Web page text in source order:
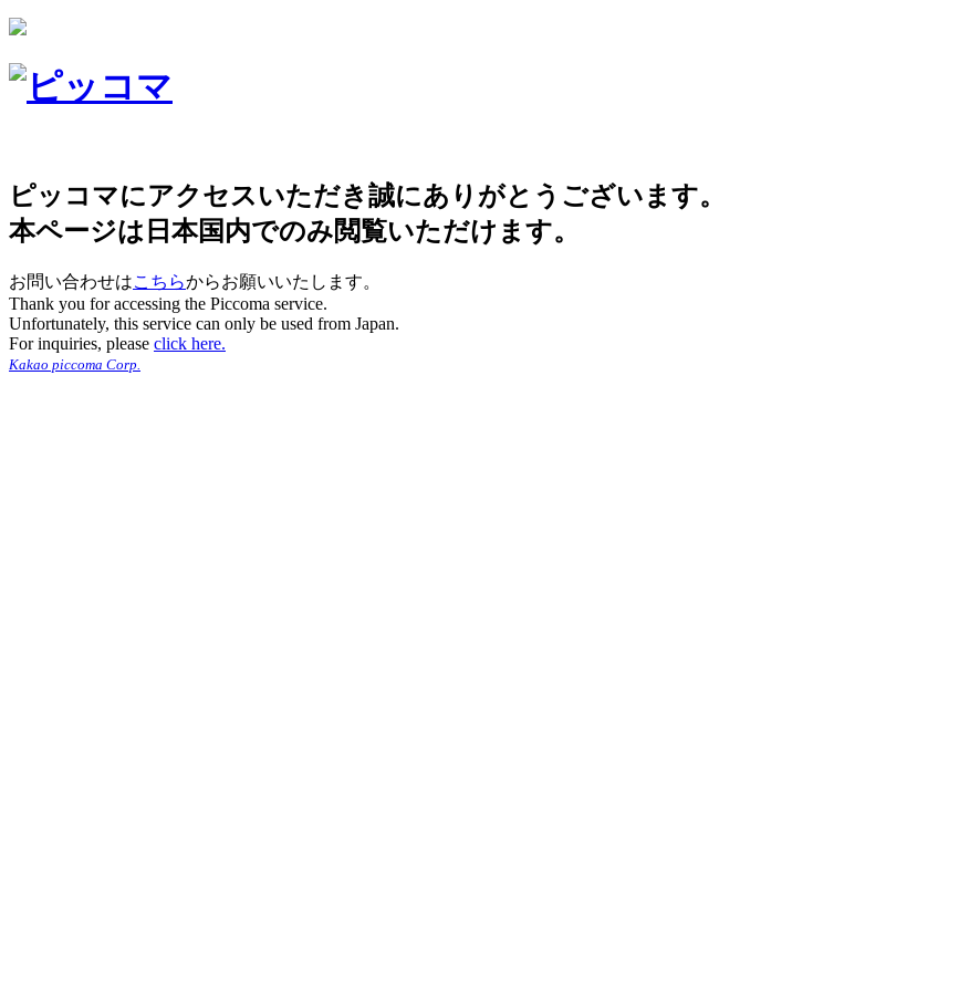
ピッコマにアクセスいただき誠にありがとうございます。
本ページは日本国内でのみ閲覧いただけます。
お問い合わせはこちらからお願いいたします。
Thank you for accessing the Piccoma service.
Unfortunately, this service can only be used from Japan.
For inquiries, please click here.
Kakao piccoma Corp.